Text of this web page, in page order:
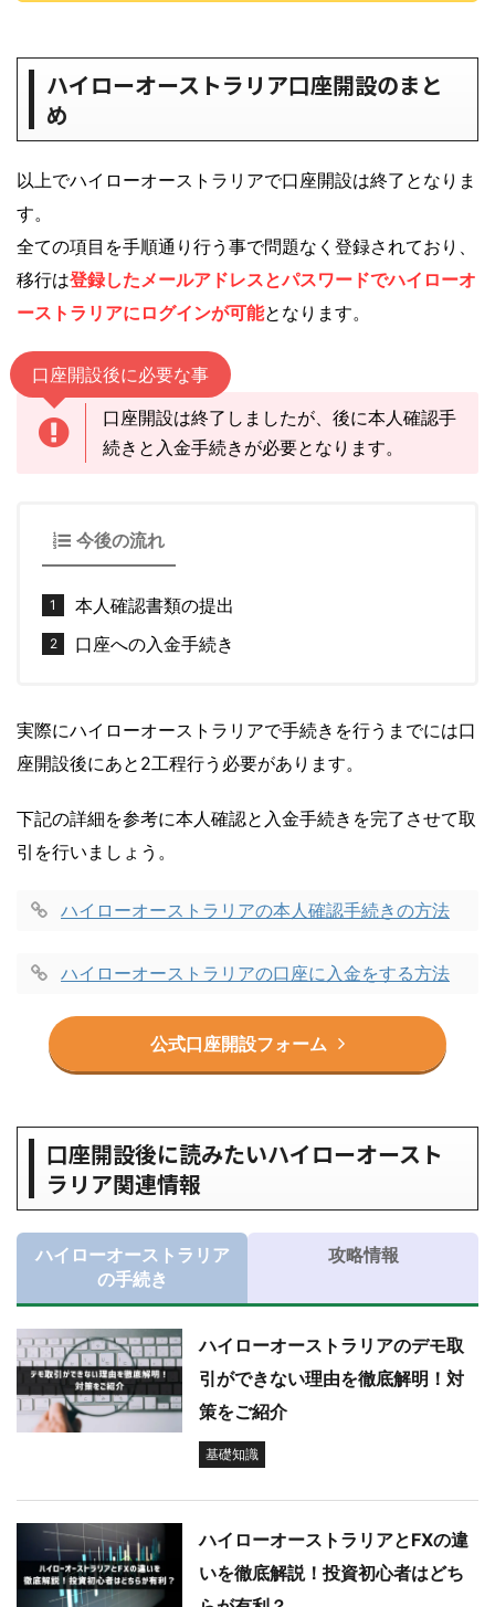
ハイローオーストラリア口座開設のまと
め
以上でハイローオーストラリアで口座開設は終了となりま
す。
全ての項目を手順通り行う事で問題なく登録されており、
移行は登録したメールアドレスとパスワードでハイローオ
ーストラリアにログインが可能となります。
口座開設後に必要な事
口座開設は終了しましたが、後に本人確認手
続きと入金手続きが必要となります。
今後の流れ
本人確認書類の提出
口座への入金手続き
実際にハイローオーストラリアで手続きを行うまでには口
座開設後にあと2工程行う必要があります。
下記の詳細を参考に本人確認と入金手続きを完了させて取
引を行いましょう。
ハイローオーストラリアの本人確認手続きの方法
ハイローオーストラリアの口座に入金をする方法
公式口座開設フォーム
口座開設後に読みたいハイローオースト
ラリア関連情報
ハイローオーストラリア
の手続き
攻略情報
ハイローオーストラリアのデモ取
引ができない理由を徹底解明！対
策をご紹介
基礎知識
ハイローオーストラリアとFXの違
いを徹底解説！投資初心者はどち